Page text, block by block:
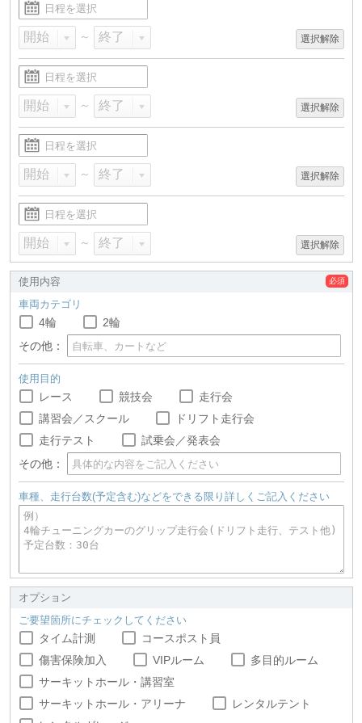
～ 選択解除
～ 選択解除
～ 選択解除
～ 選択解除
使用内容
車両カテゴリ
4輪
2輪
その他：
使用目的
レース 競技会
走行会
講習会／スクール
ドリフト走行会
走行テスト
試乗会／発表会
その他：
車種、走行台数(予定含む)などをできる限り詳しくご記入ください
オプション
ご要望箇所にチェックしてください
タイム計測
コースポスト員
傷害保険加入
VIPルーム
多目的ルーム
サーキットホール・講習室
サーキットホール・アリーナ
レンタルテント